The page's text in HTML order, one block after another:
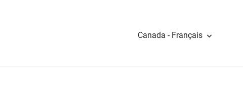
Canada - Français